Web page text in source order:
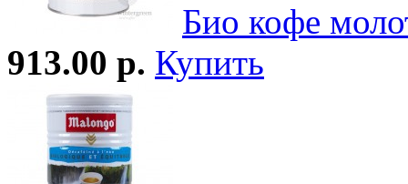
Био кофе
913.00 р. Купить